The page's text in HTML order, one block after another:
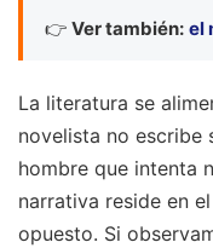
👉 Ver también: el
La literatura se
novelista no escribe
hombre que intenta
narrativa reside en
opuesto. Si